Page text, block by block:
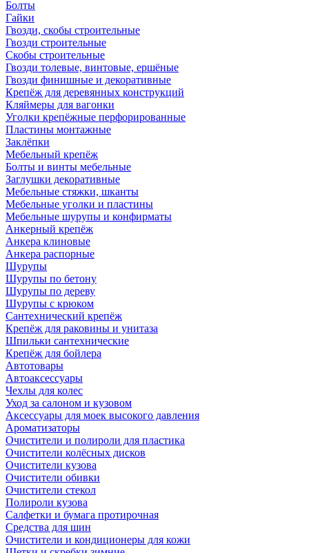
Болты
Гайки
Гвозди, скобы строительные
Гвозди строительные
Скобы строительные
Гвозди толевые, винтовые, ершёные
Гвозди финишные и декоративные
Крепёж для деревянных конструкций
Кляймеры для вагонки
Уголки крепёжные перфорированные
Пластины монтажные
Заклёпки
Мебельный крепёж
Болты и винты мебельные
Заглушки декоративные
Мебельные стяжки, шканты
Мебельные уголки и пластины
Мебельные шурупы и конфирматы
Анкерный крепёж
Анкера клиновые
Анкера распорные
Шурупы
Шурупы по бетону
Шурупы по дереву
Шурупы с крюком
Сантехнический крепёж
Крепёж для раковины и унитаза
Шпильки сантехнические
Крепёж для бойлера
Автотовары
Автоаксессуары
Чехлы для колес
Уход за салоном и кузовом
Аксессуары для моек высокого давления
Ароматизаторы
Очистители и полироли для пластика
Очистители колёсных дисков
Очистители кузова
Очистители обивки
Очистители стекол
Полироли кузова
Салфетки и бумага протирочная
Средства для шин
Очистители и кондиционеры для кожи